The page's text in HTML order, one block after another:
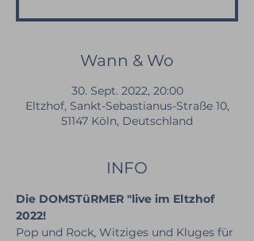
Wann & Wo
30. Sept. 2022, 20:00
Eltzhof, Sankt-Sebastianus-Straße 10,
51147 Köln, Deutschland
INFO
Die DOMSTüRMER "live im Eltzhof
2022!
Pop und Rock, Witziges und Kluges für